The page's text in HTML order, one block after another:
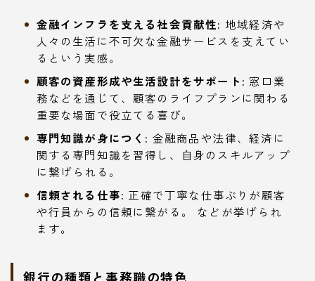
金融インフラを支える社会貢献性: 地域経済や
人々の生活に不可欠な金融サービスを支えてい
るという実感。
顧客の資産形成や生活設計をサポート: 窓口業
務などを通じて、顧客のライフプランに関わる
重要な場面で役立てる喜び。
専門知識が身につく: 金融商品や法律、経済に
関する専門知識を習得し、自身のスキルアップ
に繋げられる。
信頼される仕事: 正確で丁寧な仕事ぶりが顧客
や行員からの信頼に繋がる。 などが挙げられ
ます。
銀行の種類と事務職の特色